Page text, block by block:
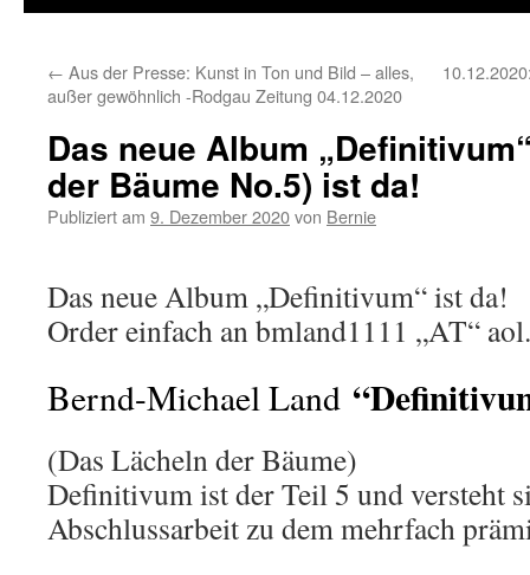
← Aus der Presse: Kunst in Ton und Bild – alles,
außer gewöhnlich -Rodgau Zeitung 04.12.2020
Das neue Album
der Bäume No.5) ist da!
Publiziert am 9. Dezember 2020von Bernie
Das neue Album „Definitivum“ ist da!
Order einfach an bmland1111 „AT“
Bernd-Michael Land
(Das Lächeln der Bäume)
Definitivum ist der Teil 5 und versteht
Abschlussarbeit zu dem mehrfach